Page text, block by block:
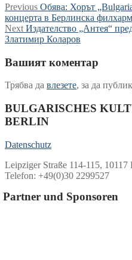
Навигация
Previous Previous
post:
Обява: Хорът
концерта в Берлинска
Next Next
post:
Издателство „Антея“
Златимир Коларов
Вашият коментар
Трябва да влезете, за да
BULGARISCHES
BERLIN
Datenschutz
Leipziger Straße 114-115, 10117
Telefon: +49(0)30 2299527
Partner und Sponsoren